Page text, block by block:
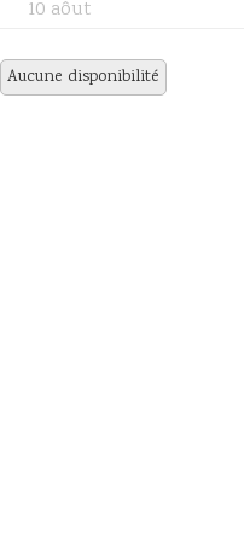
10 aôut
Aucune disponibilité